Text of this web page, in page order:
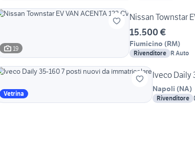
19
Nissan Townstar
15.500 €
Fiumicino (RM)
Rivenditore R Auto
Vetrina
Iveco Daily
Napoli (NA)
Rivenditore